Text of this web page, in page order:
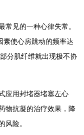
见的一种心律失常。
素使心房跳动的频率达
分肌纤维就出现极不协
应用封堵器堵塞左心
物抗凝的治疗效果，降
风险。